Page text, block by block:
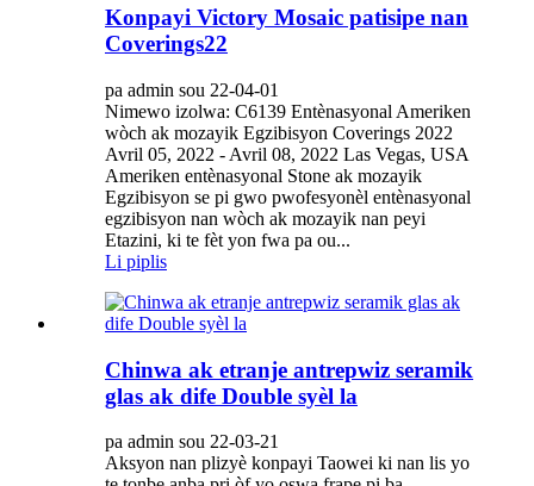
Konpayi Victory Mosaic patisipe nan
Coverings22
pa admin sou 22-04-01
Nimewo izolwa: C6139 Entènasyonal Ameriken
wòch ak mozayik Egzibisyon Coverings 2022
Avril 05, 2022 - Avril 08, 2022 Las Vegas, USA
Ameriken entènasyonal Stone ak mozayik
Egzibisyon se pi gwo pwofesyonèl entènasyonal
egzibisyon nan wòch ak mozayik nan peyi
Etazini, ki te fèt yon fwa pa ou...
Li piplis
Chinwa ak etranje antrepwiz seramik
glas ak dife Double syèl la
pa admin sou 22-03-21
Aksyon nan plizyè konpayi Taowei ki nan lis yo